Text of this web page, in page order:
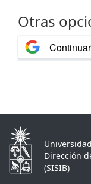
Otras
Dirección
(SISIB)